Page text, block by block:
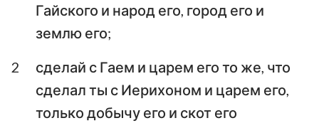
Исаия Иеремия
Плач Иеремии
Даниил Осия
Иоиль Амос
Гайского и народ его, город его и
землю его;
2
сделай с Гаем и царем его то же, что
сделал ты с Иерихоном и царем его,
только добычу его и скот его